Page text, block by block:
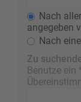
Nach
angegeben
Nach
Zu
Benutze